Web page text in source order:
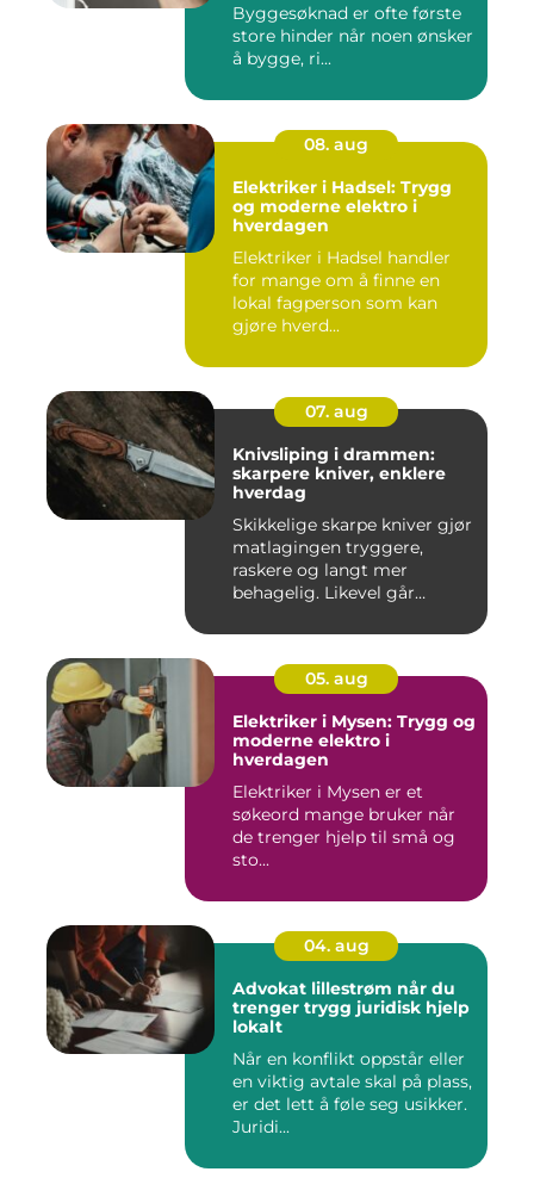
Byggesøknad er ofte første
store hinder når noen ønsker
å bygge, ri...
08. aug
Elektriker i Hadsel: Trygg
og moderne elektro i
hverdagen
Elektriker i Hadsel handler
for mange om å finne en
lokal fagperson som kan
gjøre hverd...
07. aug
Knivsliping i drammen:
skarpere kniver, enklere
hverdag
Skikkelige skarpe kniver gjør
matlagingen tryggere,
raskere og langt mer
behagelig. Likevel går
05. aug
Elektriker i Mysen: Trygg og
moderne elektro i
hverdagen
Elektriker i Mysen er et
søkeord mange bruker når
de trenger hjelp til små og
sto...
04. aug
Advokat lillestrøm når du
trenger trygg juridisk hjelp
lokalt
Når en konflikt oppstår eller
en viktig avtale skal på plass,
er det lett å føle seg usikker.
Juridi...